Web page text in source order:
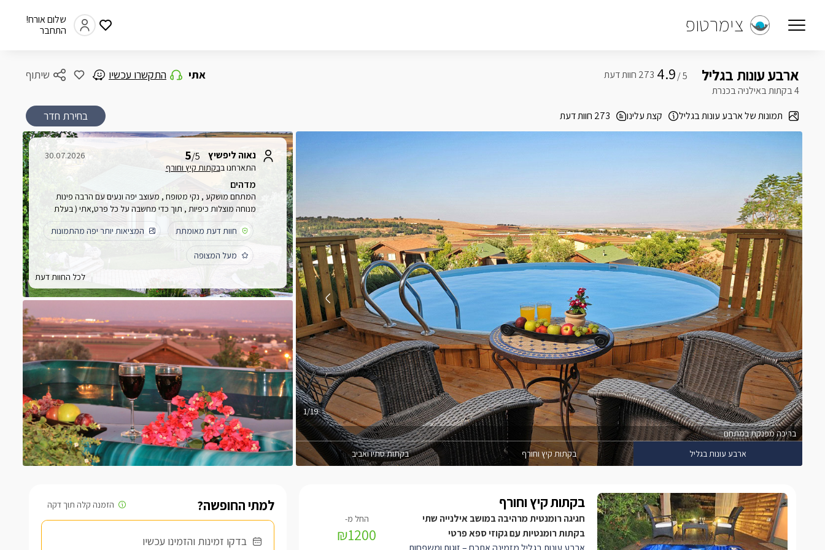
צימרטופ
שלום אורח!
התחבר
ארבע עונות בגליל 5 /
4.9
4 בקתות באילניה בכנרת
תמונות של ארבע עונות בגליל
קצת עלינו 273 חוות דעת
שיתוף אתי התקשרו עכשיו
בחירת חדר
בריכה מפנקת במתחם
1/19
ארבע עונות בגליל בקתות קיץ וחורף בקתות סתיו ואביב
נאוה ליפשיץ 5/5
התארחנו בבקתות קיץ וחורף
30.07.2026
מדהים
המתחם מושקע , נקי מטופח , מעוצב יפה ונעים עם הרבה פינות
מנוחה מוצלות כיפיות , תוך כדי מחשבה על כל פרט,אתי ( בעלת
המתחם ) מדהימה וכל הזמן מפנקת ,מומלץ בחום
חוות דעת מאומתת
המציאות יותר יפה מהתמונות
מעל המצופה
לכל החוות דעת
למתי החופשה?
בדקו זמינות והזמינו עכשיו
בקתות קיץ וחורף
חגיגה רומנטית מרהיבה במושב אילנייה שתי
בקתות רומנטיות עם גקוזי ספא פרטי
₪1200